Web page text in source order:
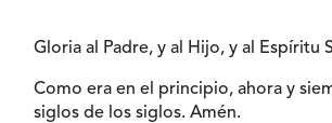
Gloria al Padre, y al Hijo, y al Espíritu
Como era en el principio, ahora y
siglos de los siglos. Amén.